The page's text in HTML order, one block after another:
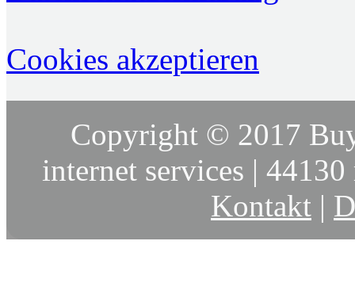
Cookies akzeptieren
Copyright © 2017
internet services |
Kontakt |